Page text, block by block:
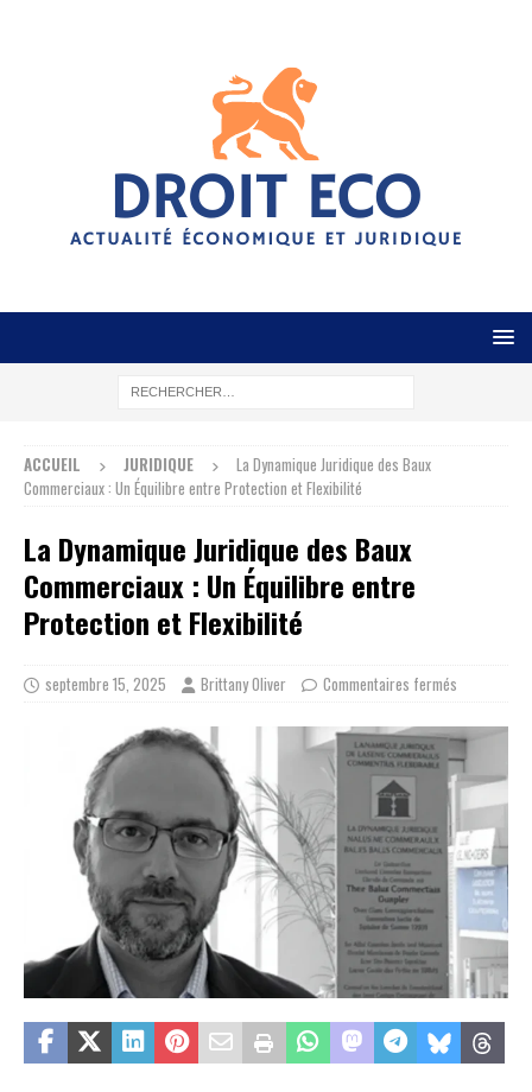
ACCUEIL JURIDIQUE
La Dynamique Juridique des Baux
Commerciaux : Un Équilibre entre Protection et Flexibilité
La Dynamique Juridique des Baux
Commerciaux : Un Équilibre entre
Protection et Flexibilité
septembre 15, 2025 Brittany Oliver Commentaires fermés